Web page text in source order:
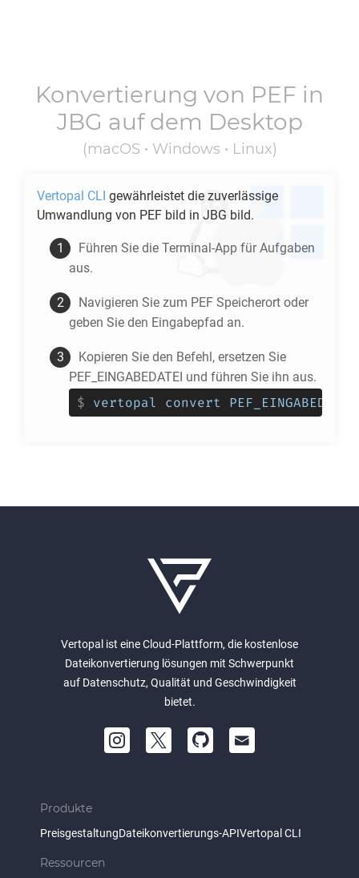
Konvertierung von PEF in
JBG auf dem Desktop
(macOS • Windows • Linux)
Vertopal CLI gewährleistet die zuverlässige
Umwandlung von PEF bild in JBG bild.
Führen Sie die Terminal-App für Aufgaben
aus.
Navigieren Sie zum PEF Speicherort oder
geben Sie den Eingabepfad an.
Kopieren Sie den Befehl, ersetzen Sie
PEF_EINGABEDATEI und führen Sie ihn aus.
$ vertopal convert
Vertopal ist eine Cloud-Plattform, die kostenlose
Dateikonvertierung lösungen mit Schwerpunkt
auf Datenschutz, Qualität und Geschwindigkeit
bietet.
Produkte
PreisgestaltungDateikonvertierungs-APIVertopal CLI
Ressourcen